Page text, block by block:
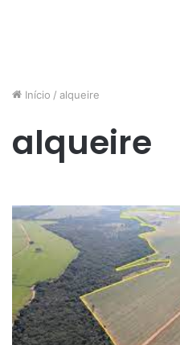
Início / alqueire
alqueire